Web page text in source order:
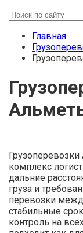
Главная
комплекс
дальние
груза и
перевозки
стабильные
контроль на